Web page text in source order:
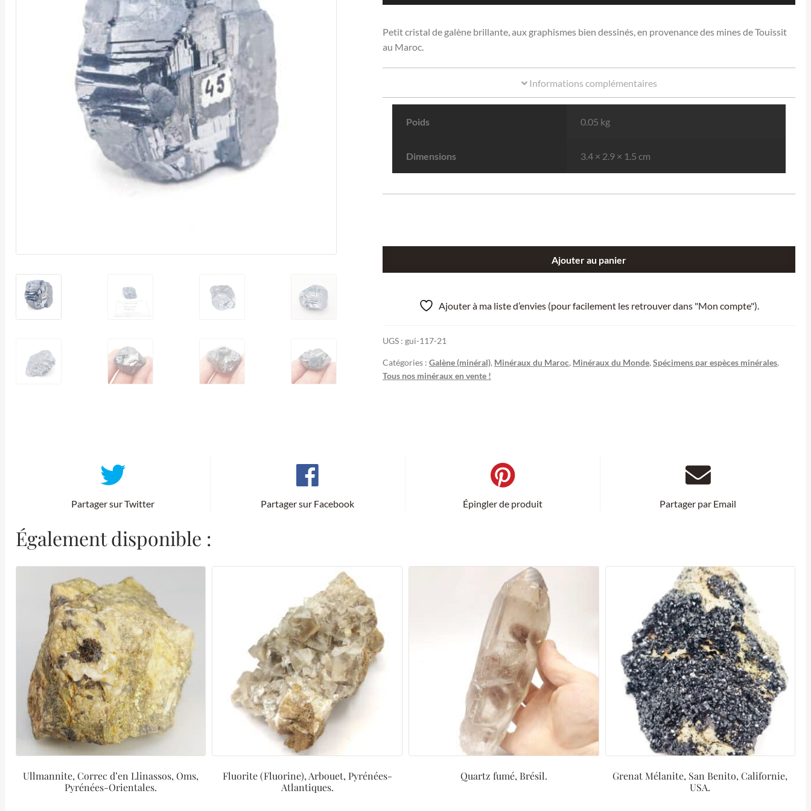
Petit cristal de galène brillante, aux graphismes bien dessinés, en provenance des mines de Touissit
au Maroc.
Informations complémentaires
Poids 0.05 kg
Dimensions 3.4 × 2.9 × 1.5 cm
Ajouter au panier
Ajouter à ma liste d’envies (pour facilement les retrouver dans "Mon compte").
UGS : gui-117-21
Catégories : Galène (minéral), Minéraux du Maroc, Minéraux du Monde, Spécimens par espèces minérales,
Tous nos minéraux en vente !
Partager sur Twitter Partager sur Facebook Épingler de produit Partager par Email
Également disponible :
Ullmannite, Correc d’en Llinassos, Oms,
Pyrénées-Orientales.
Fluorite (Fluorine), Arbouet, Pyrénées-
Atlantiques.
Quartz fumé, Brésil.
Grenat Mélanite, San Benito, Californie,
USA.